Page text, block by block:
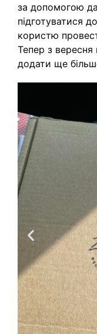
за допомогою
підготуватися
користю
Тепер з вересня
додати ще